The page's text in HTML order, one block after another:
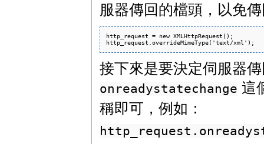
服器傳回的檔頭，以免
http_request = new XMLHttpRequest();
接下來是要決定伺服器
onreadystatechange 這
稱即可，例如：